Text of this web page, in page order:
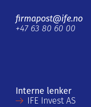
firmapost@ife.no
+47 63 80 60 00
Interne lenker
IFE Invest AS